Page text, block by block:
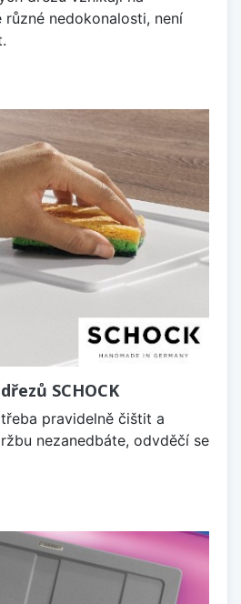
různé nedokonalosti, není
SCHOCK
pravidelně čištit a
nezanedbáte, odvděčí se